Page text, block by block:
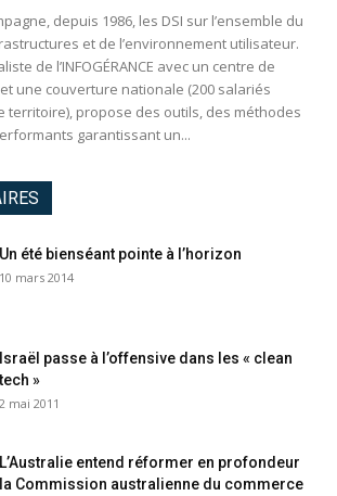
depuis 1986, les DSI sur l’ensemble du
et de l’environnement utilisateur.
de l’INFOGÉRANCE avec un centre de
une couverture nationale (200 salariés
territoire), propose des outils, des méthodes
garantissant un...
Un été bienséant pointe à l’horizon
10 mars 2014
Israël passe à l’offensive dans les « clean
tech »
2 mai 2011
L’Australie entend réformer en profondeur
la Commission australienne du commerce